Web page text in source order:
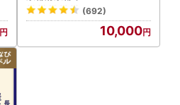
(692)
10,000